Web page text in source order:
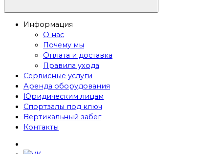
Информация
О нас
Почему мы
Оплата и доставка
Правила ухода
Сервисные услуги
Аренда оборудования
Юридическим лицам
Спортзалы под ключ
Вертикальный забег
Контакты